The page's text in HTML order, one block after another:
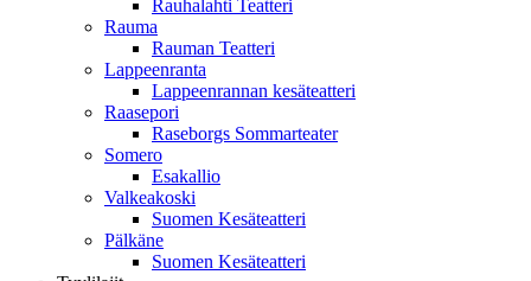
Rauhalahti Teatteri
Rauma
Rauman Teatteri
Lappeenranta
Lappeenrannan kesäteatteri
Raasepori
Raseborgs Sommarteater
Somero
Esakallio
Valkeakoski
Suomen Kesäteatteri
Pälkäne
Suomen Kesäteatteri